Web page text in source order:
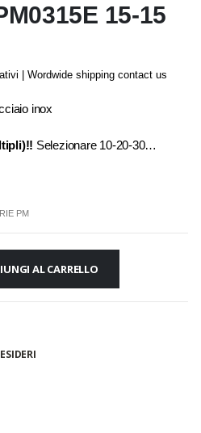
15-15
| Wordwide shipping contact us
inox
Selezionare 10-20-30…
PM
AL CARRELLO